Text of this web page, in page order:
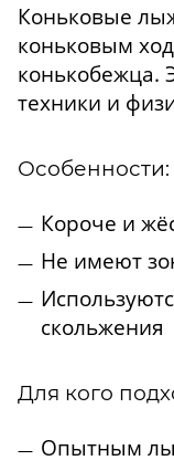
Коньковые
коньковым
конькобежца.
техники и
Особенности:
Короче и
Не имеют
скольжения
Для кого
Опытным